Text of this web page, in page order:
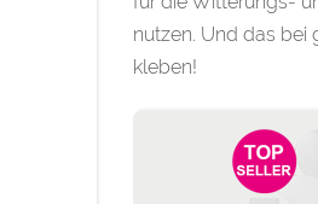
nutzen. Und das bei
kleben!